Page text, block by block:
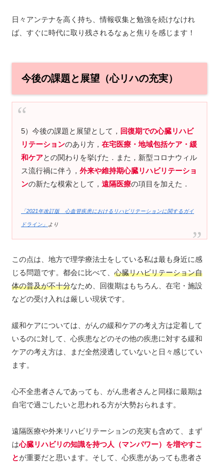
日々アンテナを高く持ち、情報収集と勉強を続けなけれ
ば、すぐに時代に取り残されるなぁと焦りを感じます！
今後の課題と展望（心リハの充実）
5）今後の課題と展望として， 回復期での心臓リハビ
リテーションのあり方， 在宅医療・地域包括ケア・緩
和ケアとの関わりを挙げた．また，新型コロナウィル
ス流行禍に伴う， 外来や維持期心臓リハビリテーショ
ンの新たな模索として， 遠隔医療の項目を加えた．
「2021年改訂版 心血管疾患におけるリハビリテーションに関するガイ
ドライン」 より
この点は、地方で理学療法士をしている私は最も身近に感
じる問題です。都会に比べて、 心臓リハビリテーション自
体の普及が不十分なため、回復期はもちろん、在宅・施設
などの受け入れは厳しい現状です。
緩和ケアについては、がんの緩和ケアの考え方は定着して
いるのに対して、心疾患などのその他の疾患に対する緩和
ケアの考え方は、まだ全然浸透していないと日々感じてい
ます。
心不全患者さんであっても、がん患者さんと同様に最期は
自宅で過ごしたいと思われる方が大勢おられます。
遠隔医療や外来リハビリテーションの充実も含めて、まず
は心臓リハビリの知識を持つ人（マンパワー）を増やすこ
とが重要だと思います。そして、心疾患があっても患者さ